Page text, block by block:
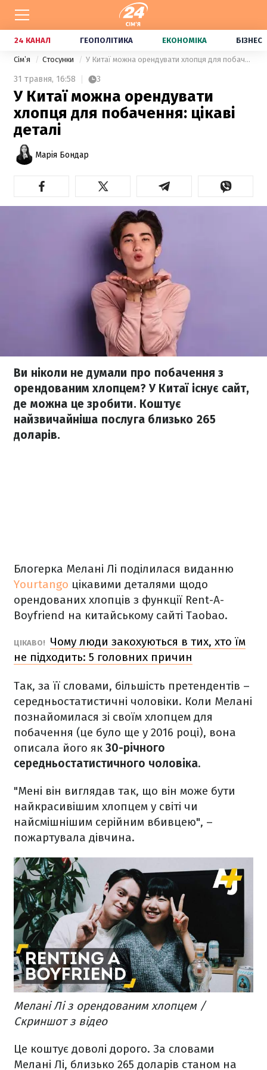
24 КАНАЛ ГЕОПОЛІТИКА ЕКОНОМІКА БІЗНЕС
Сімʼя Стосунки У Китаї можна орендувати хлопця для побачення: цікаві деталі
31 травня, 16:58 3
У Китаї можна орендувати
хлопця для побачення: цікаві
деталі
Марія Бондар
Ви ніколи не думали про побачення з
орендованим хлопцем? У Китаї існує сайт,
де можна це зробити. Коштує
найзвичайніша послуга близько 265
доларів.
Блогерка Мелані Лі поділилася виданню
Yourtango цікавими деталями щодо
орендованих хлопців з функції Rent-A-
Boyfriend на китайському сайті Taobao.
ЦІКАВО!
Чому люди закохуються в тих, хто їм
не підходить: 5 головних причин
Так, за її словами, більшість претендентів –
середньостатистичні чоловіки. Коли Мелані
познайомилася зі своїм хлопцем для
побачення (це було ще у 2016 році), вона
описала його як 30-річного
середньостатистичного чоловіка.
"Мені він виглядав так, що він може бути
найкрасивішим хлопцем у світі чи
найсмішнішим серійним вбивцею", –
пожартувала дівчина.
Мелані Лі з орендованим хлопцем /
Скриншот з відео
Це коштує доволі дорого. За словами
Мелані Лі, близько 265 доларів станом на